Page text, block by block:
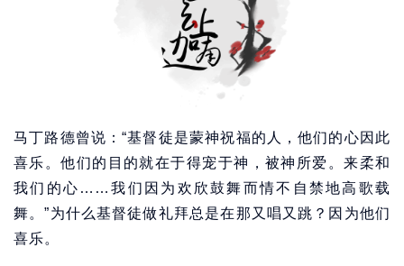
马丁路德曾说：“基督徒是蒙神祝福的人，他们的心因此
喜乐。他们的目的就在于得宠于神，被神所爱。来柔和
我们的心……我们因为欢欣鼓舞而情不自禁地高歌载
舞。”为什么基督徒做礼拜总是在那又唱又跳？因为他们
喜乐。